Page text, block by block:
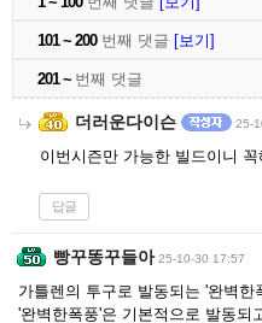
101 ~ 200번째 댓글 [보기]
201 ~ 번째 댓글
더러운다이슨 25-
이번시즌만 가능한 빌드이니
답글
빵꾸똥꾸들아 25-10-30 17:57
가틀렌의 투구로 발동되는 '완벽한
'완벽한폭풍'은 기본적으로 발동되